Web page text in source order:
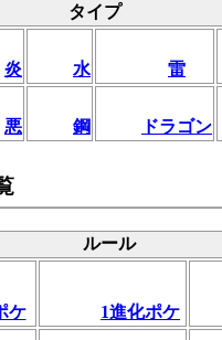
タイプ
炎 水 雷
悪 鋼 ドラゴン
ルール
ケ 1進化ポケ